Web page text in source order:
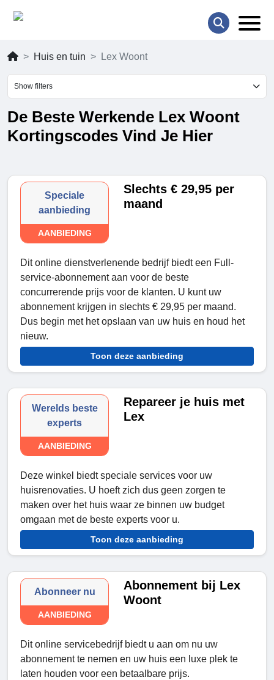
Huis en tuin Lex Woont
Show filters
De Beste Werkende Lex Woont
Kortingscodes Vind Je Hier
Speciale
aanbieding
AANBIEDING
Slechts € 29,95 per
maand
Dit online dienstverlenende bedrijf biedt een Full-
service-abonnement aan voor de beste
concurrerende prijs voor de klanten. U kunt uw
abonnement krijgen in slechts € 29,95 per maand.
Dus begin met het opslaan van uw huis en houd het
nieuw.
Toon deze aanbieding
Werelds beste
experts
AANBIEDING
Repareer je huis met
Lex
Deze winkel biedt speciale services voor uw
huisrenovaties. U hoeft zich dus geen zorgen te
maken over het huis waar ze binnen uw budget
omgaan met de beste experts voor u.
Toon deze aanbieding
Abonneer nu
AANBIEDING
Abonnement bij Lex
Woont
Dit online servicebedrijf biedt u aan om nu uw
abonnement te nemen en uw huis een luxe plek te
laten houden voor een betaalbare prijs.